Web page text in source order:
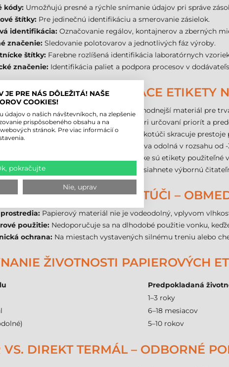
kódy: Umožňujú presné a rýchle snímanie údajov pri správe
štítky: Pre jedinečnú identifikáciu a smerovanie zásielok.
identifikácia: Označovanie regálov, kontajnerov a zberných
značenie: Sledovanie polotovarov a jednotlivých fáz výroby.
štítky: Farebne rozlíšená identifikácia laboratórnych
značenie: Identifikácia paliet a podpora procesov v
75×37 MM SAMOLEPIACE ETIKETY
prevádzka: Papier je cenovo najvýhodnejší materiál pre
viditeľnosť:Červená farba pomáha pri určovaní priorít a
kapacita návinu:Balenie 1000 kusov na kotúči skracuje
Nalepená etiketa zostáva odolná v rozsahu od -
Vďaka 40 mm dutinke sú etikety
kvalita tlače:
Pri použití WAX pásky dosiahnete výbornú
ETIKETY NA KOTÚČI –
Papierový materiál nie je vodeodolný, vplyvom
použitie: Nedoporučuje sa na dlhodobé použitie vonku,
ochrana: Na miestach vystavených silnému treniu alebo
ŽIVOTNOSTI PAPIEROVÝCH
Predpokladaná
1–3 roky
6–18 mesiacov
5–10 rokov
VS. DIREKT TERMÁL – ODBORNÉ
JE PRE NÁS DÔLEŽITÁ! NAŠE
COOKIES!
údajov o našich návštevníkoch, na zlepšenie
prispôsobeného obsahu a na
stránok. Pre viac informácií o
pokračujte
Nie, uprav